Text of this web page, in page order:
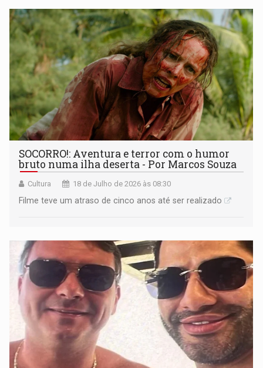
SOCORRO!: Aventura e terror com o humor
bruto numa ilha deserta - Por Marcos Souza
Cultura 18 de Julho de 2026 às 08:30
Filme teve um atraso de cinco anos até ser realizado